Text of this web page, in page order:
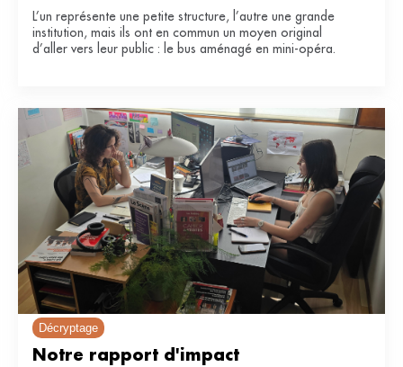
L’un représente une petite structure, l’autre une grande
institution, mais ils ont en commun un moyen original
d’aller vers leur public : le bus aménagé en mini-opéra.
Décryptage
Notre rapport d'impact